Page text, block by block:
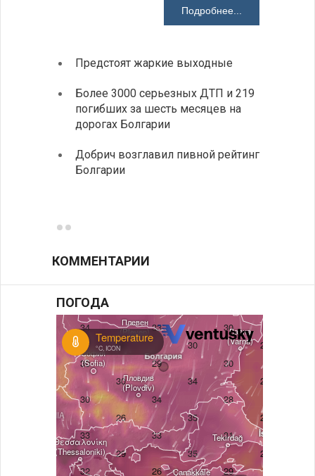
Подробнее...
Предстоят жаркие выходные
Более 3000 серьезных ДТП и 219
погибших за шесть месяцев на
дорогах Болгарии
Добрич возглавил пивной рейтинг
Болгарии
КОММЕНТАРИИ
ПОГОДА